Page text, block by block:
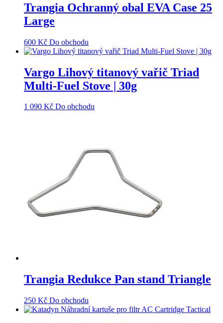
Trangia Ochranný obal EVA Case 25
Large
600 Kč Do obchodu
Vargo Lihový titanový vařič Triad
Multi-Fuel Stove | 30g
1 090 Kč Do obchodu
Trangia Redukce Pan stand Triangle
250 Kč Do obchodu